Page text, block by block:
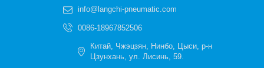
info@langchi-pneumatic.com
0086-18967852506
Китай, Чжэцзян, Нинбо, Цыси, р-н
Цзунхань, ул. Лисинь, 59.